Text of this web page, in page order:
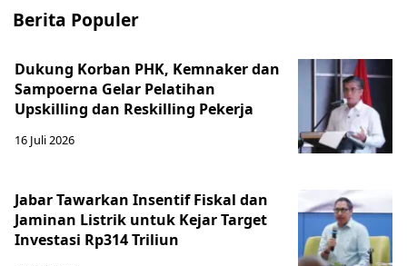
Berita Populer
Dukung Korban PHK, Kemnaker dan
Sampoerna Gelar Pelatihan
Upskilling dan Reskilling Pekerja
16 Juli 2026
Jabar Tawarkan Insentif Fiskal dan
Jaminan Listrik untuk Kejar Target
Investasi Rp314 Triliun